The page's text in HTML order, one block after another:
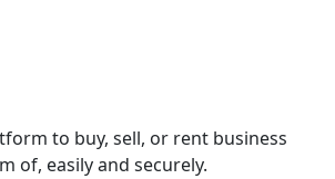
to buy, sell, or rent business
of, easily and securely.